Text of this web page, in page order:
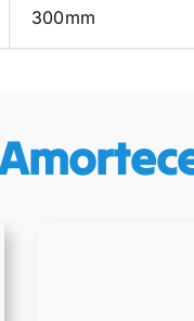
300mm